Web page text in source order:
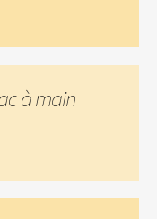
à main